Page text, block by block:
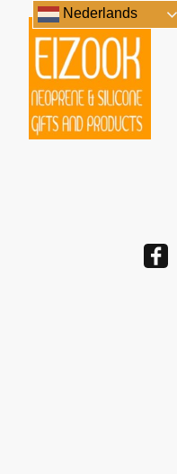
Nederlands